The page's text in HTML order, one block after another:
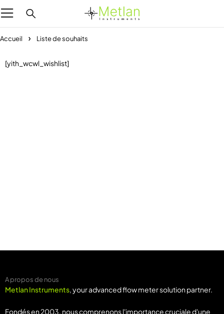
Accueil Liste de souhaits
[yith_wcwl_wishlist]
A propos de nous
Metlan Instruments, your advanced flow meter solution partner.
Fondés en 2003, nous comprenons l'importance cruciale d'une